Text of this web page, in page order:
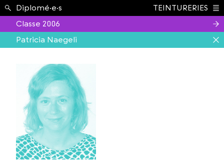
Étudiant.e.s ›
Diplomé·e·s
TEINTURERIES
Classe 2006
Patricia Naegeli